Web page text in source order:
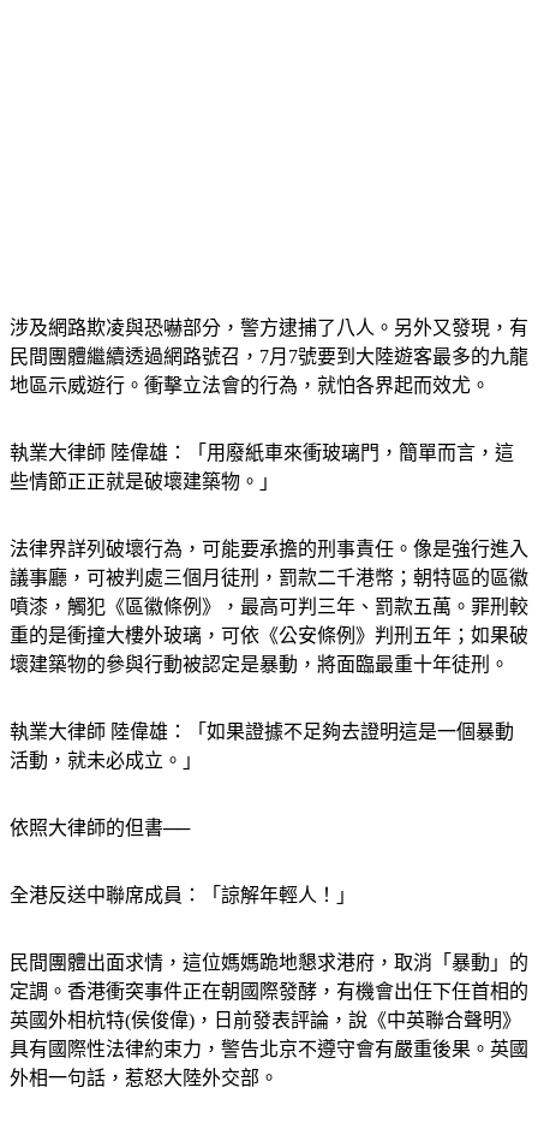
涉及網路欺凌與恐嚇部分，警方逮捕了八人。另外又發現，有
民間團體繼續透過網路號召，7月7號要到大陸遊客最多的九龍
地區示威遊行。衝擊立法會的行為，就怕各界起而效尤。
執業大律師 陸偉雄：「用廢紙車來衝玻璃門，簡單而言，這
些情節正正就是破壞建築物。」
法律界詳列破壞行為，可能要承擔的刑事責任。像是強行進入
議事廳，可被判處三個月徒刑，罰款二千港幣；朝特區的區徽
噴漆，觸犯《區徽條例》，最高可判三年、罰款五萬。罪刑較
重的是衝撞大樓外玻璃，可依《公安條例》判刑五年；如果破
壞建築物的參與行動被認定是暴動，將面臨最重十年徒刑。
執業大律師 陸偉雄：「如果證據不足夠去證明這是一個暴動
活動，就未必成立。」
依照大律師的但書──
全港反送中聯席成員：「諒解年輕人！」
民間團體出面求情，這位媽媽跪地懇求港府，取消「暴動」的
定調。香港衝突事件正在朝國際發酵，有機會出任下任首相的
英國外相杭特(侯俊偉)，日前發表評論，說《中英聯合聲明》
具有國際性法律約束力，警告北京不遵守會有嚴重後果。英國
外相一句話，惹怒大陸外交部。